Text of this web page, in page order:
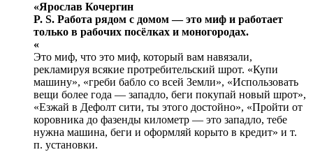
«Ярослав Кочергин
P. S. Работа рядом с домом — это миф и работает
только в рабочих посёлках и моногородах.
«
Это миф, что это миф, который вам навязали,
рекламируя всякие протребительский шрот. «Купи
машину», «греби бабло со всей Земли», «Использовать
вещи более года — западло, беги покупай новый шрот»,
«Езжай в Дефолт сити, ты этого достойно», «Пройти от
коровника до фазенды километр — это западло, тебе
нужна машина, беги и оформляй корыто в кредит» и т.
п. установки.